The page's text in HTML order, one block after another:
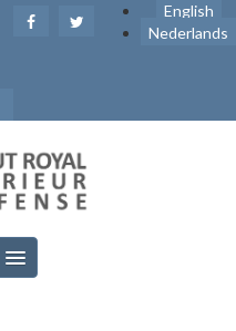
English
Nederlands